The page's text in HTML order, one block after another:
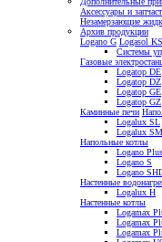
Аксессуары и
Незамерзающие
Архив продукции
Logano G Logasol KS
Системы
Газовые
Logatop DE
Logatop DZ
Logatop GE
Logatop GZ
Каминные печи
Logalux SL
Logalux
Напольные котлы
Logano
Logano S
Logano
Настенные
Logalux H
Настенные котлы
Logamax
Logamax
Logamax